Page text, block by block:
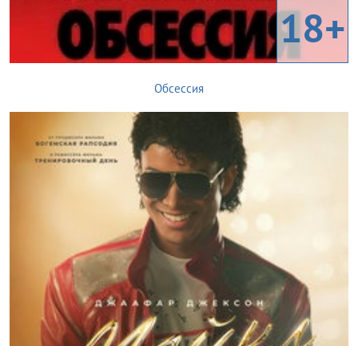
18+
Обсессия